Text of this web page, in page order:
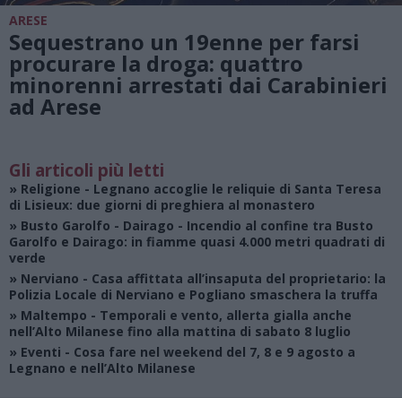
ARESE
Sequestrano un 19enne per farsi
procurare la droga: quattro
minorenni arrestati dai Carabinieri
ad Arese
Gli articoli più letti
» Religione - Legnano accoglie le reliquie di Santa Teresa
di Lisieux: due giorni di preghiera al monastero
» Busto Garolfo - Dairago - Incendio al confine tra Busto
Garolfo e Dairago: in fiamme quasi 4.000 metri quadrati di
verde
» Nerviano - Casa affittata all’insaputa del proprietario: la
Polizia Locale di Nerviano e Pogliano smaschera la truffa
» Maltempo - Temporali e vento, allerta gialla anche
nell’Alto Milanese fino alla mattina di sabato 8 luglio
» Eventi - Cosa fare nel weekend del 7, 8 e 9 agosto a
Legnano e nell’Alto Milanese